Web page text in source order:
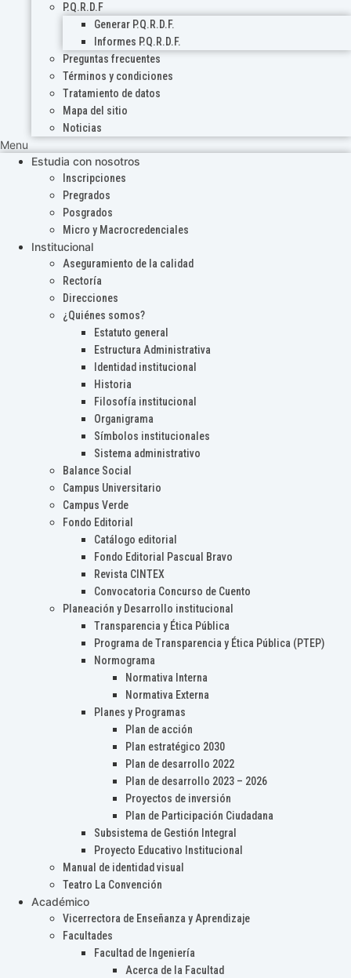
P.Q.R.D.F
Generar P.Q.R.D.F.
Informes P.Q.R.D.F.
Preguntas frecuentes
Términos y condiciones
Tratamiento de datos
Mapa del sitio
Noticias
Menu
Estudia con nosotros
Inscripciones
Pregrados
Posgrados
Micro y Macrocredenciales
Institucional
Aseguramiento de la calidad
Rectoría
Direcciones
¿Quiénes somos?
Estatuto general
Estructura Administrativa
Identidad institucional
Historia
Filosofía institucional
Organigrama
Símbolos institucionales
Sistema administrativo
Balance Social
Campus Universitario
Campus Verde
Fondo Editorial
Catálogo editorial
Fondo Editorial Pascual Bravo
Revista CINTEX
Convocatoria Concurso de Cuento
Planeación y Desarrollo institucional
Transparencia y Ética Pública
Programa de Transparencia y Ética Pública (PTEP)
Normograma
Normativa Interna
Normativa Externa
Planes y Programas
Plan de acción
Plan estratégico 2030
Plan de desarrollo 2022
Plan de desarrollo 2023 – 2026
Proyectos de inversión
Plan de Participación Ciudadana
Subsistema de Gestión Integral
Proyecto Educativo Institucional
Manual de identidad visual
Teatro La Convención
Académico
Vicerrectora de Enseñanza y Aprendizaje
Facultades
Facultad de Ingeniería
Acerca de la Facultad